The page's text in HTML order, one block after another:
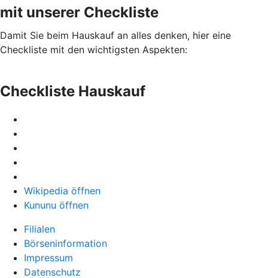
mit unserer Checkliste
Damit Sie beim Hauskauf an alles denken, hier eine
Checkliste mit den wichtigsten Aspekten:
Checkliste Hauskauf
Wikipedia öffnen
Kununu öffnen
Filialen
Börseninformation
Impressum
Datenschutz